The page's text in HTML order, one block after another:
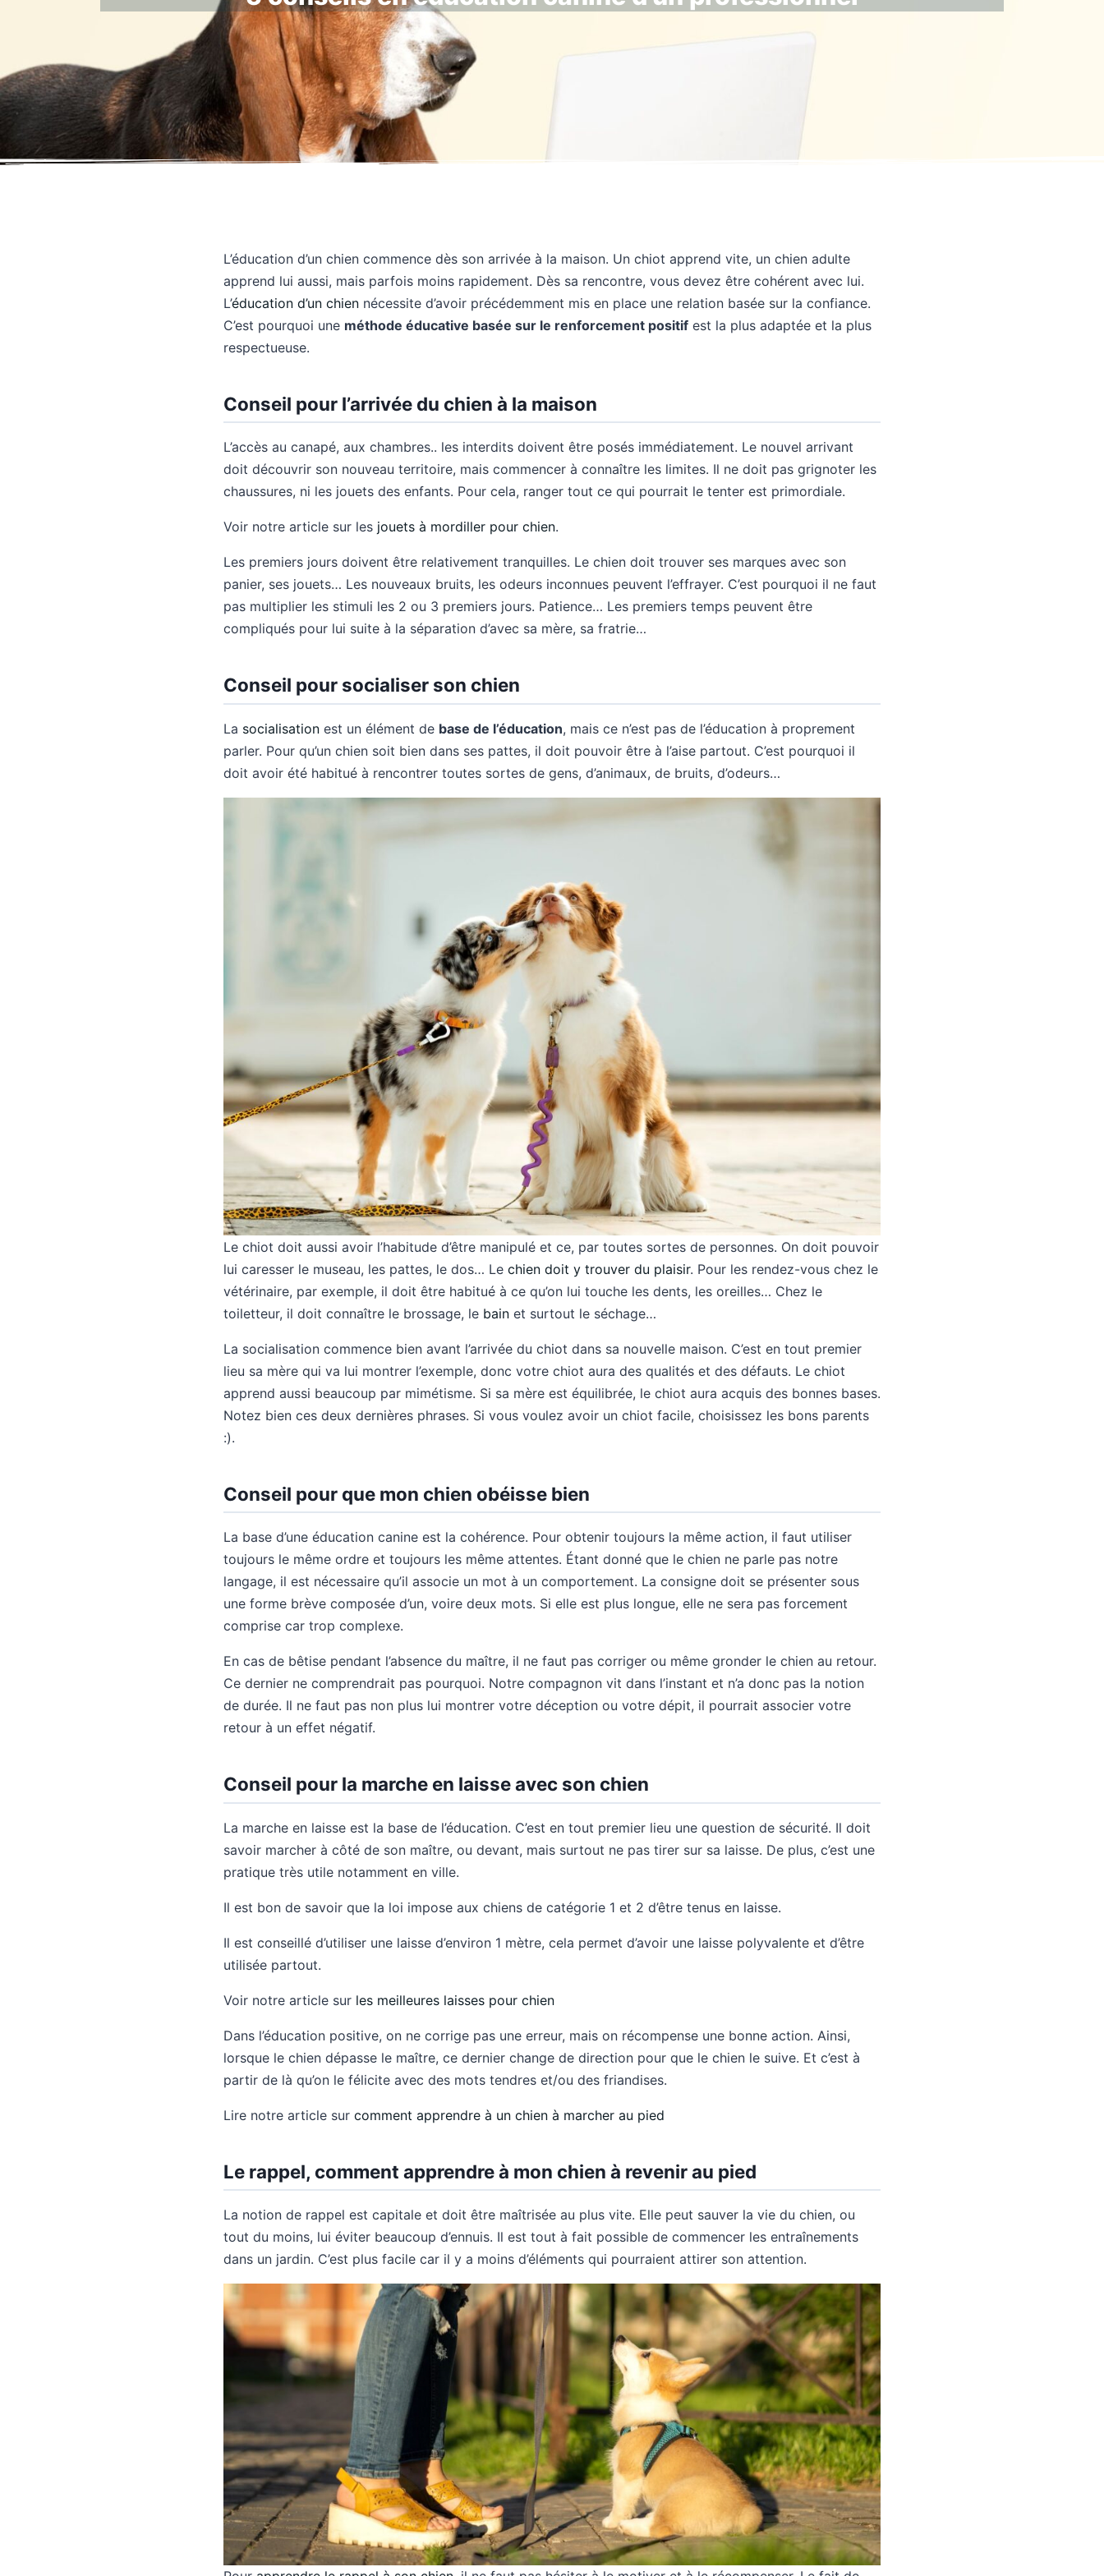
L’éducation d’un chien commence dès son arrivée à la maison. Un chiot apprend vite, un chien adulte
apprend lui aussi, mais parfois moins rapidement. Dès sa rencontre, vous devez être cohérent avec lui.
L’éducation d’un chien nécessite d’avoir précédemment mis en place une relation basée sur la confiance.
C’est pourquoi une méthode éducative basée sur le renforcement positif est la plus adaptée et la plus
respectueuse.
Conseil pour l’arrivée du chien à la maison
L’accès au canapé, aux chambres.. les interdits doivent être posés immédiatement. Le nouvel arrivant
doit découvrir son nouveau territoire, mais commencer à connaître les limites. Il ne doit pas grignoter les
chaussures, ni les jouets des enfants. Pour cela, ranger tout ce qui pourrait le tenter est primordiale.
Voir notre article sur les jouets à mordiller pour chien.
Les premiers jours doivent être relativement tranquilles. Le chien doit trouver ses marques avec son
panier, ses jouets… Les nouveaux bruits, les odeurs inconnues peuvent l’effrayer. C’est pourquoi il ne faut
pas multiplier les stimuli les 2 ou 3 premiers jours. Patience… Les premiers temps peuvent être
compliqués pour lui suite à la séparation d’avec sa mère, sa fratrie…
Conseil pour socialiser son chien
La socialisation est un élément de base de l’éducation, mais ce n’est pas de l’éducation à proprement
parler. Pour qu’un chien soit bien dans ses pattes, il doit pouvoir être à l’aise partout. C’est pourquoi il
doit avoir été habitué à rencontrer toutes sortes de gens, d’animaux, de bruits, d’odeurs…
Le chiot doit aussi avoir l’habitude d’être manipulé et ce, par toutes sortes de personnes. On doit pouvoir
lui caresser le museau, les pattes, le dos… Le chien doit y trouver du plaisir. Pour les rendez-vous chez le
vétérinaire, par exemple, il doit être habitué à ce qu’on lui touche les dents, les oreilles… Chez le
toiletteur, il doit connaître le brossage, le bain et surtout le séchage…
La socialisation commence bien avant l’arrivée du chiot dans sa nouvelle maison. C’est en tout premier
lieu sa mère qui va lui montrer l’exemple, donc votre chiot aura des qualités et des défauts. Le chiot
apprend aussi beaucoup par mimétisme. Si sa mère est équilibrée, le chiot aura acquis des bonnes bases.
Notez bien ces deux dernières phrases. Si vous voulez avoir un chiot facile, choisissez les bons parents
:).
Conseil pour que mon chien obéisse bien
La base d’une éducation canine est la cohérence. Pour obtenir toujours la même action, il faut utiliser
toujours le même ordre et toujours les même attentes. Étant donné que le chien ne parle pas notre
langage, il est nécessaire qu’il associe un mot à un comportement. La consigne doit se présenter sous
une forme brève composée d’un, voire deux mots. Si elle est plus longue, elle ne sera pas forcement
comprise car trop complexe.
En cas de bêtise pendant l’absence du maître, il ne faut pas corriger ou même gronder le chien au retour.
Ce dernier ne comprendrait pas pourquoi. Notre compagnon vit dans l’instant et n’a donc pas la notion
de durée. Il ne faut pas non plus lui montrer votre déception ou votre dépit, il pourrait associer votre
retour à un effet négatif.
Conseil pour la marche en laisse avec son chien
La marche en laisse est la base de l’éducation. C’est en tout premier lieu une question de sécurité. Il doit
savoir marcher à côté de son maître, ou devant, mais surtout ne pas tirer sur sa laisse. De plus, c’est une
pratique très utile notamment en ville.
Il est bon de savoir que la loi impose aux chiens de catégorie 1 et 2 d’être tenus en laisse.
Il est conseillé d’utiliser une laisse d’environ 1 mètre, cela permet d’avoir une laisse polyvalente et d’être
utilisée partout.
Voir notre article sur les meilleures laisses pour chien
Dans l’éducation positive, on ne corrige pas une erreur, mais on récompense une bonne action. Ainsi,
lorsque le chien dépasse le maître, ce dernier change de direction pour que le chien le suive. Et c’est à
partir de là qu’on le félicite avec des mots tendres et/ou des friandises.
Lire notre article sur comment apprendre à un chien à marcher au pied
Le rappel, comment apprendre à mon chien à revenir au pied
La notion de rappel est capitale et doit être maîtrisée au plus vite. Elle peut sauver la vie du chien, ou
tout du moins, lui éviter beaucoup d’ennuis. Il est tout à fait possible de commencer les entraînements
dans un jardin. C’est plus facile car il y a moins d’éléments qui pourraient attirer son attention.